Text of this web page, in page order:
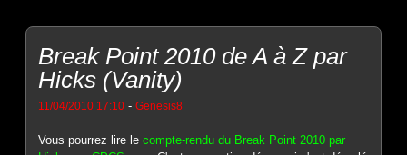
Break Point 2010 de A à Z par
Hicks (Vanity)
11/04/2010 17:10 -Genesis8
Vous pourrez lire lecompte-rendu du Break Point 2010 par